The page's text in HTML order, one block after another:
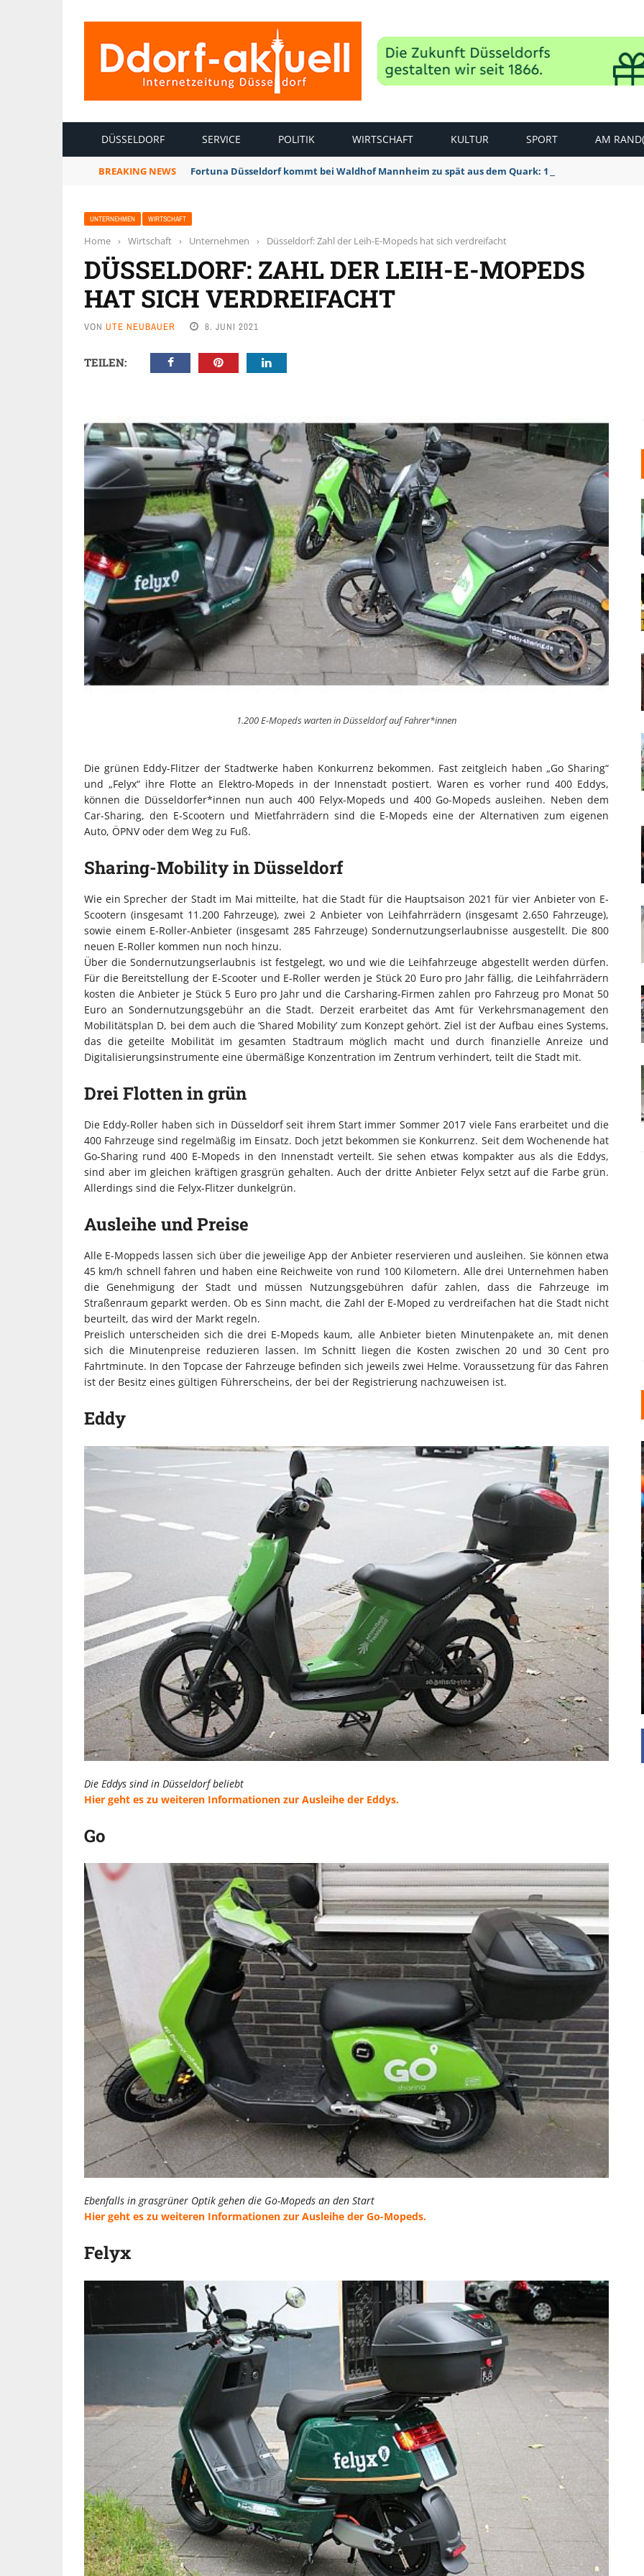
DÜSSELDORF SERVICE POLITIK WIRTSCHAFT KULTUR SPORT AM
BREAKING NEWS Fortuna Düsseldorf kommt bei Waldhof Mannheim zu spät aus dem Quark: 1:2 Niederlage
UNTERNEHMEN WIRTSCHAFT
Home › Wirtschaft › Unternehmen › Düsseldorf: Zahl der Leih-E-Mopeds hat sich verdreifacht
DÜSSELDORF: ZAHL DER LEIH-E-MOPEDS
HAT SICH VERDREIFACHT
VON UTE NEUBAUER 8. JUNI 2021
TEILEN:
1.200 E-Mopeds warten in Düsseldorf auf Fahrer*innen
Die grünen Eddy-Flitzer der Stadtwerke haben Konkurrenz bekommen. Fast zeitgleich haben „Go Sharing“
und „Felyx“ ihre Flotte an Elektro-Mopeds in der Innenstadt postiert. Waren es vorher rund 400 Eddys,
können die Düsseldorfer*innen nun auch 400 Felyx-Mopeds und 400 Go-Mopeds ausleihen. Neben dem
Car-Sharing, den E-Scootern und Mietfahrrädern sind die E-Mopeds eine der Alternativen zum eigenen
Auto, ÖPNV oder dem Weg zu Fuß.
Sharing-Mobility in Düsseldorf
Wie ein Sprecher der Stadt im Mai mitteilte, hat die Stadt für die Hauptsaison 2021 für vier Anbieter von E-
Scootern (insgesamt 11.200 Fahrzeuge), zwei 2 Anbieter von Leihfahrrädern (insgesamt 2.650 Fahrzeuge),
sowie einem E-Roller-Anbieter (insgesamt 285 Fahrzeuge) Sondernutzungserlaubnisse ausgestellt. Die 800
neuen E-Roller kommen nun noch hinzu.
Über die Sondernutzungserlaubnis ist festgelegt, wo und wie die Leihfahrzeuge abgestellt werden dürfen.
Für die Bereitstellung der E-Scooter und E-Roller werden je Stück 20 Euro pro Jahr fällig, die Leihfahrrädern
kosten die Anbieter je Stück 5 Euro pro Jahr und die Carsharing-Firmen zahlen pro Fahrzeug pro Monat 50
Euro an Sondernutzungsgebühr an die Stadt. Derzeit erarbeitet das Amt für Verkehrsmanagement den
Mobilitätsplan D, bei dem auch die ‘Shared Mobility’ zum Konzept gehört. Ziel ist der Aufbau eines Systems,
das die geteilte Mobilität im gesamten Stadtraum möglich macht und durch finanzielle Anreize und
Digitalisierungsinstrumente eine übermäßige Konzentration im Zentrum verhindert, teilt die Stadt mit.
Drei Flotten in grün
Die Eddy-Roller haben sich in Düsseldorf seit ihrem Start immer Sommer 2017 viele Fans erarbeitet und die
400 Fahrzeuge sind regelmäßig im Einsatz. Doch jetzt bekommen sie Konkurrenz. Seit dem Wochenende hat
Go-Sharing rund 400 E-Mopeds in den Innenstadt verteilt. Sie sehen etwas kompakter aus als die Eddys,
sind aber im gleichen kräftigen grasgrün gehalten. Auch der dritte Anbieter Felyx setzt auf die Farbe grün.
Allerdings sind die Felyx-Flitzer dunkelgrün.
Ausleihe und Preise
Alle E-Moppeds lassen sich über die jeweilige App der Anbieter reservieren und ausleihen. Sie können etwa
45 km/h schnell fahren und haben eine Reichweite von rund 100 Kilometern. Alle drei Unternehmen haben
die Genehmigung der Stadt und müssen Nutzungsgebühren dafür zahlen, dass die Fahrzeuge im
Straßenraum geparkt werden. Ob es Sinn macht, die Zahl der E-Moped zu verdreifachen hat die Stadt nicht
beurteilt, das wird der Markt regeln.
Preislich unterscheiden sich die drei E-Mopeds kaum, alle Anbieter bieten Minutenpakete an, mit denen
sich die Minutenpreise reduzieren lassen. Im Schnitt liegen die Kosten zwischen 20 und 30 Cent pro
Fahrtminute. In den Topcase der Fahrzeuge befinden sich jeweils zwei Helme. Voraussetzung für das Fahren
ist der Besitz eines gültigen Führerscheins, der bei der Registrierung nachzuweisen ist.
Eddy
Die Eddys sind in Düsseldorf beliebt
Hier geht es zu weiteren Informationen zur Ausleihe der Eddys.
Go
Ebenfalls in grasgrüner Optik gehen die Go-Mopeds an den Start
Hier geht es zu weiteren Informationen zur Ausleihe der Go-Mopeds.
Felyx
INDUSTRIELLER CHIC: WIE
KUNSTSTOFFFENSTER DEN
LOFT-STIL IN IHREM
EINFAMILIENHAUS
UNTERSTÜTZEN
Die Inspiration des industriellen Chics sind die
Werkshallen des Industriezeitalters. Die Basis für
diesen Stil sind große Räume, schlicht gehalten
mit rustikalen Elementen und großen
Fensterflächen. Wie so vieles wurde ...